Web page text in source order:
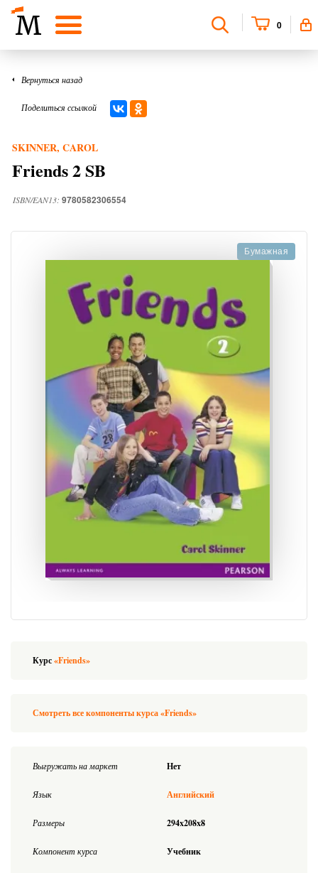
0
Вернуться назад
Поделиться ссылкой
SKINNER, CAROL
Friends 2 SB
ISBN/EAN13: 9780582306554
Бумажная
Курс«Friends»
Смотреть все компоненты курса «Friends»
Выгружать на маркет Нет
Язык Английский
Размеры 294x208x8
Компонент курса Учебник